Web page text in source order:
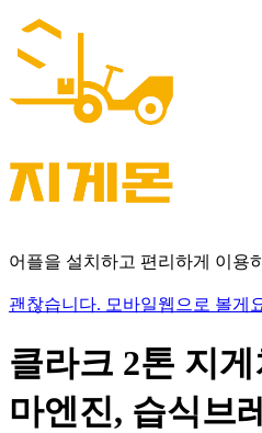
어플을 설치하고 편리하게 이용
괜찮습니다. 모바일웹으로 볼게
클라크 2톤 지
마엔진, 습식브